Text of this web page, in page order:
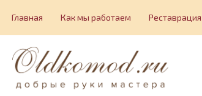
Главная Как мы работаем Реставрация